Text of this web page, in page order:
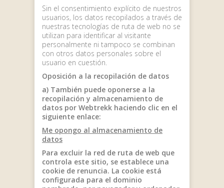
Sin el consentimiento explícito de nuestros
usuarios, los datos recopilados a través de
nuestras tecnologías de ruta de web no se
utilizan para identificar al visitante
personalmente ni tampoco se combinan
con otros datos personales sobre el
usuario en cuestión.
Oposición a la recopilación de datos
a) También puede oponerse a la
recopilación y almacenamiento de
datos por Webtrekk haciendo clic en el
siguiente enlace:
Me opongo al almacenamiento de
datos
Para excluir la red de ruta de web que
controla este sitio, se establece una
cookie de renuncia. La cookie está
configurada para el dominio